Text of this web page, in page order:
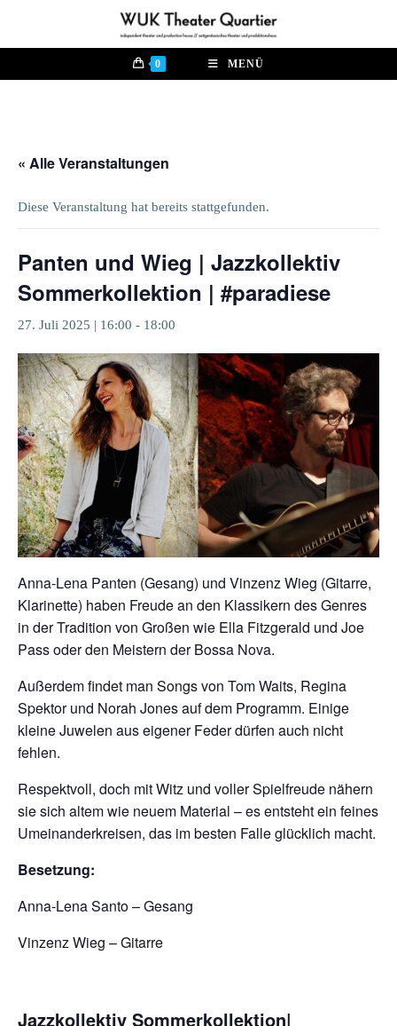
springen
0 MENÜ
« Alle Veranstaltungen
Diese Veranstaltung hat bereits stattgefunden.
Panten und Wieg | Jazzkollektiv
Sommerkollektion | #paradiese
27. Juli 2025 | 16:00 - 18:00
Anna-Lena Panten (Gesang) und Vinzenz Wieg (Gitarre,
Klarinette) haben Freude an den Klassikern des Genres
in der Tradition von Großen wie Ella Fitzgerald und Joe
Pass oder den Meistern der Bossa Nova.
Außerdem findet man Songs von Tom Waits, Regina
Spektor und Norah Jones auf dem Programm. Einige
kleine Juwelen aus eigener Feder dürfen auch nicht
fehlen.
Respektvoll, doch mit Witz und voller Spielfreude nähern
sie sich altem wie neuem Material – es entsteht ein feines
Umeinanderkreisen, das im besten Falle glücklich macht.
Besetzung:
Anna-Lena Santo – Gesang
Vinzenz Wieg – Gitarre
Jazzkollektiv Sommerkollektion|